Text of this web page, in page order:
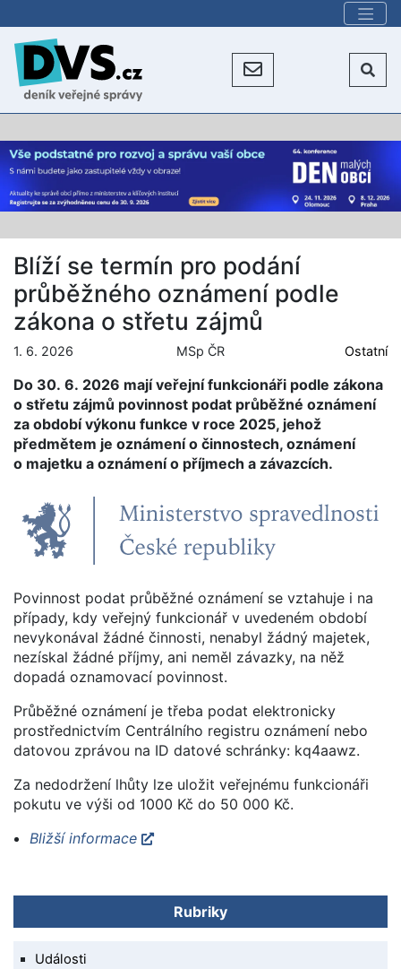
Blíží se termín pro podání
průběžného oznámení podle
zákona o střetu zájmů
1. 6. 2026 MSp ČR Ostatní
Do 30. 6. 2026 mají veřejní funkcionáři podle zákona
o střetu zájmů povinnost podat průběžné oznámení
za období výkonu funkce v roce 2025, jehož
předmětem je oznámení o činnostech, oznámení
o majetku a oznámení o příjmech a závazcích.
Povinnost podat průběžné oznámení se vztahuje i na
případy, kdy veřejný funkcionář v uvedeném období
nevykonával žádné činnosti, nenabyl žádný majetek,
nezískal žádné příjmy, ani neměl závazky, na něž
dopadá oznamovací povinnost.
Průběžné oznámení je třeba podat elektronicky
prostřednictvím Centrálního registru oznámení nebo
datovou zprávou na ID datové schránky: kq4aawz.
Za nedodržení lhůty lze uložit veřejnému funkcionáři
pokutu ve výši od 1000 Kč do 50 000 Kč.
Bližší informace
Rubriky
Události